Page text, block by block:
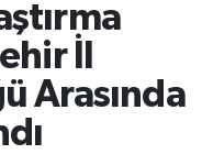
İl
Arasında